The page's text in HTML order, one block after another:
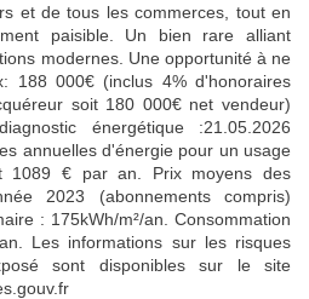
et de tous les commerces, tout en
paisible. Un bien rare alliant
modernes. Une opportunité à ne
188 000€ (inclus 4% d'honoraires
soit 180 000€ net vendeur)
énergétique :21.05.2026
annuelles d'énergie pour un usage
€ par an. Prix moyens des
2023 (abonnements compris)
: 175kWh/m²/an. Consommation
Les informations sur les risques
sont disponibles sur le site